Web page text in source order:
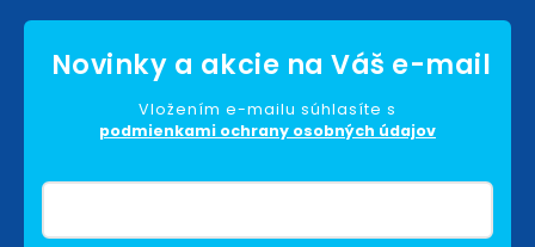
Vložením e-mailu súhlasíte s
podmienkami ochrany osobných údajov